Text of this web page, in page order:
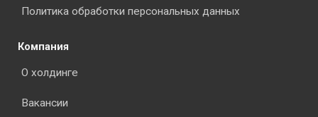
Политика обработки персональных данных
Компания
О холдинге
Вакансии